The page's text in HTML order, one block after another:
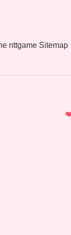
nttgame Sitemap